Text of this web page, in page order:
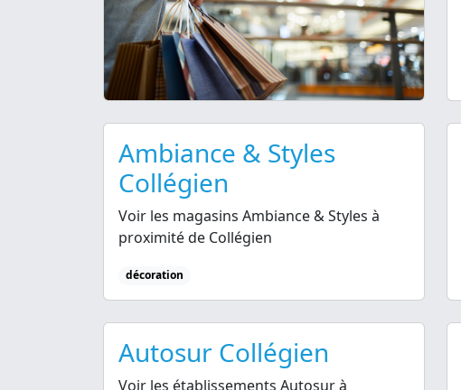
Ambiance & Styles
Collégien
Voir les magasins Ambiance & Styles à
proximité de Collégien
décoration
Autosur Collégien
Voir les établissements Autosur à